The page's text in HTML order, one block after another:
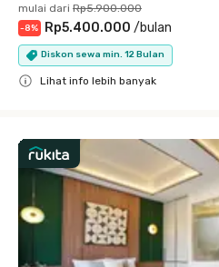
mulai dari Rp5.900.000
-8% Rp5.400.000 /bulan
Diskon sewa min. 12 Bulan
Lihat info lebih banyak